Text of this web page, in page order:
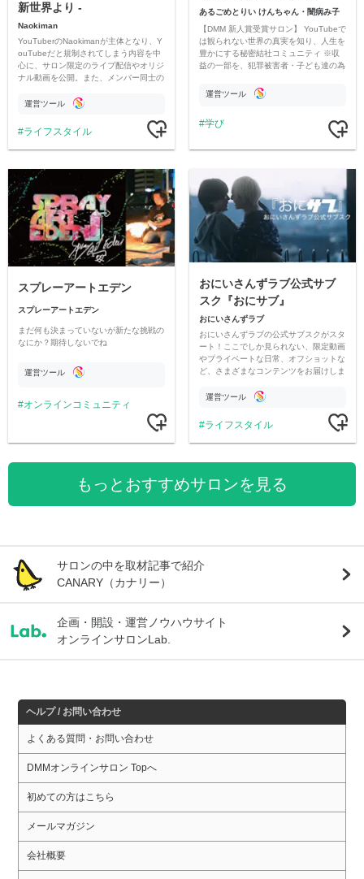
新世界より -
Naokiman
YouTuberのNaokimanが主体となり、Y
ouTubeだと規制されてしまう内容を中
心に、サロン限定のライブ配信やオリジ
ナル動画を公開。また、メンバー同士の
ただいています。
運営ツール
ライフスタイル
あるごめとりい けんちゃん・闇病み子
【DMM 新人賞受賞サロン】 YouTubeで
は観られない世界の真実を知り、人生を
豊かにする秘密結社コミュニティ ※収
益の一部を、犯罪被害者・子ども達の為
す運営ツール
学び
スプレーアートエデン
スプレーアートエデン
まだ何も決まっていないが新たな挑戦の
なにか？期待しないでね
運営ツール
オンラインコミュニティ
おにいさんずラブ公式サブ
スク『おにサブ』
おにいさんずラブ
おにいさんずラブの公式サブスクがスタ
ート！ここでしか見られない、限定動画
やプライベートな日常、オフショットな
ど、さまざまなコンテンツをお届けしま
運営ツール
ライフスタイル
もっとおすすめサロンを見る
サロンの中を取材記事で紹介
CANARY（カナリー）
企画・開設・運営ノウハウサイト
オンラインサロンLab.
ヘルプ / お問い合わせ
よくある質問・お問い合わせ
DMMオンラインサロン Topへ
初めての方はこちら
メールマガジン
会社概要